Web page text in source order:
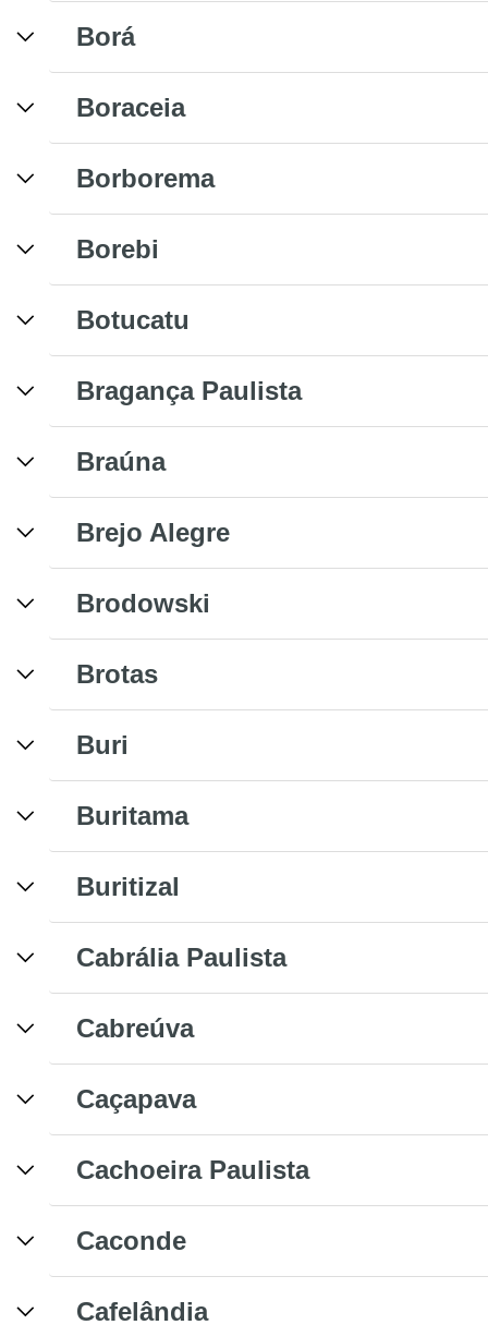
Borá
Boraceia
Borborema
Borebi
Botucatu
Bragança Paulista
Braúna
Brejo Alegre
Brodowski
Brotas
Buri
Buritama
Buritizal
Cabrália Paulista
Cabreúva
Caçapava
Cachoeira Paulista
Caconde
Cafelândia